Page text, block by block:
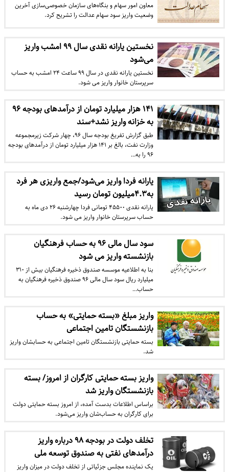
معاون امور سهام و بنگاه‌های سازمان خصوصی‌سازی آخرین
وضعیت واریز سود سهام عدالت را تشریح کرد.
نخستین یارانه نقدی سال ۹۹ امشب واریز
می‌شود
نخستین یارانه نقدی در سال ۹۹ ساعت ۲۴ امشب به حساب
سرپرستان خانوار واریز می شود.
۱۴۱ هزار میلیارد تومان از درآمدهای بودجه ۹۶
به خزانه واریز نشد+سند
طبق گزارش تفریغ بودجه سال ۹۶، چهار شرکت زیرمجموعه
وزارت نفت، بالغ بر ۱۴۱ هزار میلیارد تومان از درآمدهای بودجه
۹۶ را به…
یارانه فردا واریز می‌شود/جمع واریزی هر فرد
به۴.۳میلیون تومان رسید
یارانه نقدی ۴۵۵۰۰ تومانی فردا چهارشنبه ۲۶ دی ماه به
حساب سرپرستان خانوار واریز می شود.
سود سال مالی ۹۶ به حساب فرهنگیان
بازنشسته واریز می شود
بنا به اطلاعیه موسسه صندوق ذخیره فرهنگیان بیش از ۳۱۰
میلیارد ریال سود سال مالی ۹۶ صندوق ذخیره فرهنگیان به
حساب…
واریز مبلغ «بسته حمایتی» به حساب
بازنشستگان تامین اجتماعی
بسته حمایتی بازنشستگان تامین اجتماعی به حسابشان واریز
شد.
واریز بسته حمایتی کارگران از امروز/ بسته
بازنشستگان واریز شد
براساس اطلاعات بدست آمده، از امروز بسته حمایتی دولت
برای کارگران به حساب‌شان واریز می‌شود.
تخلف دولت در بودجه ۹۸ درباره واریز
درآمدهای نفتی به صندوق توسعه ملی
یک نماینده مجلس جزئیاتی از تخلف دولت در میزان واریز